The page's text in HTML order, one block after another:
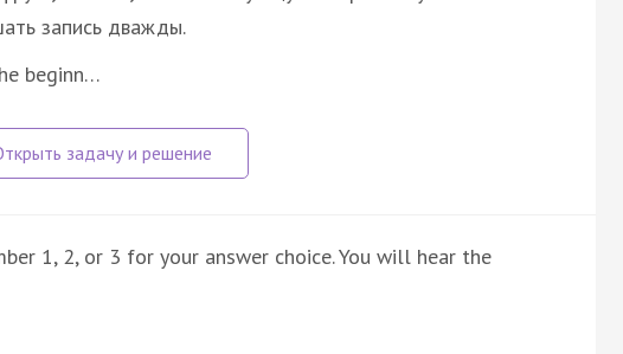
запись дважды.
beginn…
1, 2, or 3 for your answer choice. You will hear the